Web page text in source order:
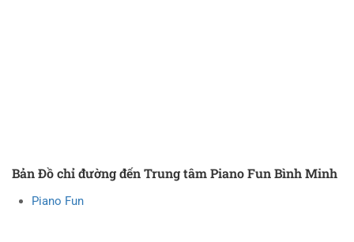
Bản Đồ chỉ đường đến Trung tâm Piano Fun Bình Minh
Piano Fun